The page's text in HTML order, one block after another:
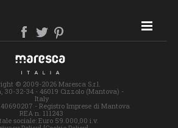
SITE MAP
© 2009-2026 Maresca S.r.l.
30-32-34 - 46019 Cizzolo (Mantova) -
Italy
- Registro Imprese di Mantova
REA n. 111243
sociale: Euro 59.000,00 i.v.